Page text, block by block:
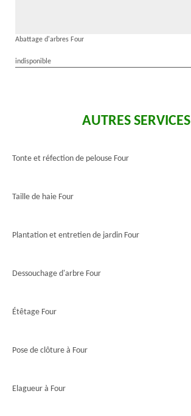
Abattage d'arbres Four
indisponible
AUTRES SERVICES
Tonte et réfection de pelouse Four
Taille de haie Four
Plantation et entretien de jardin Four
Dessouchage d'arbre Four
Étêtage Four
Pose de clôture à Four
Elagueur à Four